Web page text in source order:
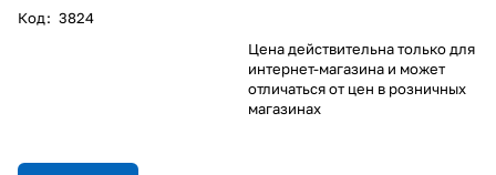
Код: 3824
Цена действительна только для
интернет-магазина и может
отличаться от цен в розничных
магазинах